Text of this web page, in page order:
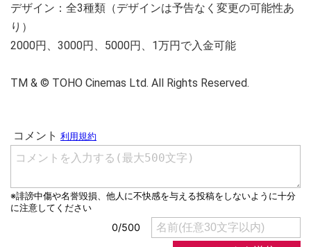
デザイン：全3種類（デザインは予告なく変更の可能性あ
り）
2000円、3000円、5000円、1万円で入金可能
TM & © TOHO Cinemas Ltd. All Rights Reserved.